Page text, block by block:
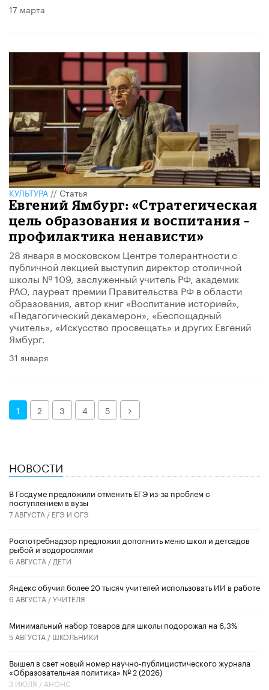
17 марта
КУЛЬТУРА//Статья
Евгений Ямбург: «Стратегическая
цель образования и воспитания –
профилактика ненависти»
28 января в московском Центре толерантности с
публичной лекцией выступил директор столичной
школы № 109, заслуженный учитель РФ, академик
РАО, лауреат премии Правительства РФ в области
образования, автор книг «Воспитание историей»,
«Педагогический декамерон», «Беспощадный
учитель», «Искусство просвещать» и других Евгений
Ямбург.
31 января
1 2 3 4 5 Далее
НОВОСТИ
В Госдуме предложили отменить ЕГЭ из-за проблем с
поступлением в вузы
7 АВГУСТА / ЕГЭ И ОГЭ
Роспотребнадзор предложил дополнить меню школ и детсадов
рыбой и водорослями
6 АВГУСТА / ДЕТИ
​Яндекс обучил более 20 тысяч учителей использовать ИИ в работе
6 АВГУСТА /УЧИТЕЛЯ
Минимальный набор товаров для школы подорожал на 6,3%
5 АВГУСТА / ШКОЛЬНИКИ
Вышел в свет новый номер научно-публицистического журнала
«Образовательная политика» № 2 (2026)
3 ИЮЛЯ / АНОНС